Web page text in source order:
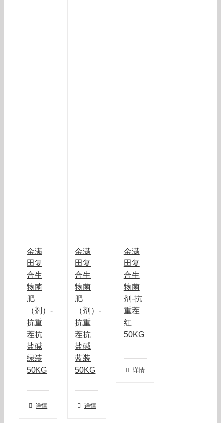
金满
田复
合生
物菌
肥
（剂）-
抗重
茬抗
盐碱
绿装
50KG
详情
金满
田复
合生
物菌
肥
（剂）-
抗重
茬抗
盐碱
蓝装
50KG
详情
金满
田复
合生
物菌
剂-抗
重茬
红
50KG
详情